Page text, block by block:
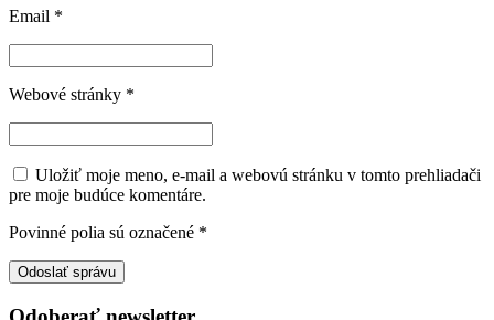
Email *
Webové stránky *
Uložiť moje meno, e-mail a webovú stránku v tomto prehliadači
pre moje budúce komentáre.
Povinné polia sú označené *